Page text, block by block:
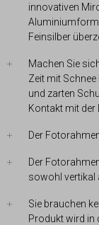
innovativen
Aluminiumform
Feinsilber
Machen Sie
Zeit mit
und zarten
Kontakt mit der
Der
Der
sowohl vertikal
Sie brauchen
Produkt wird in